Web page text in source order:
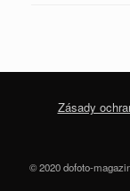
Zásady
© 2020 dofoto-